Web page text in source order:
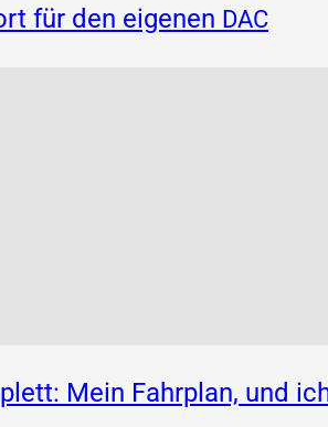
für den eigenen DAC
Mein Fahrplan, und